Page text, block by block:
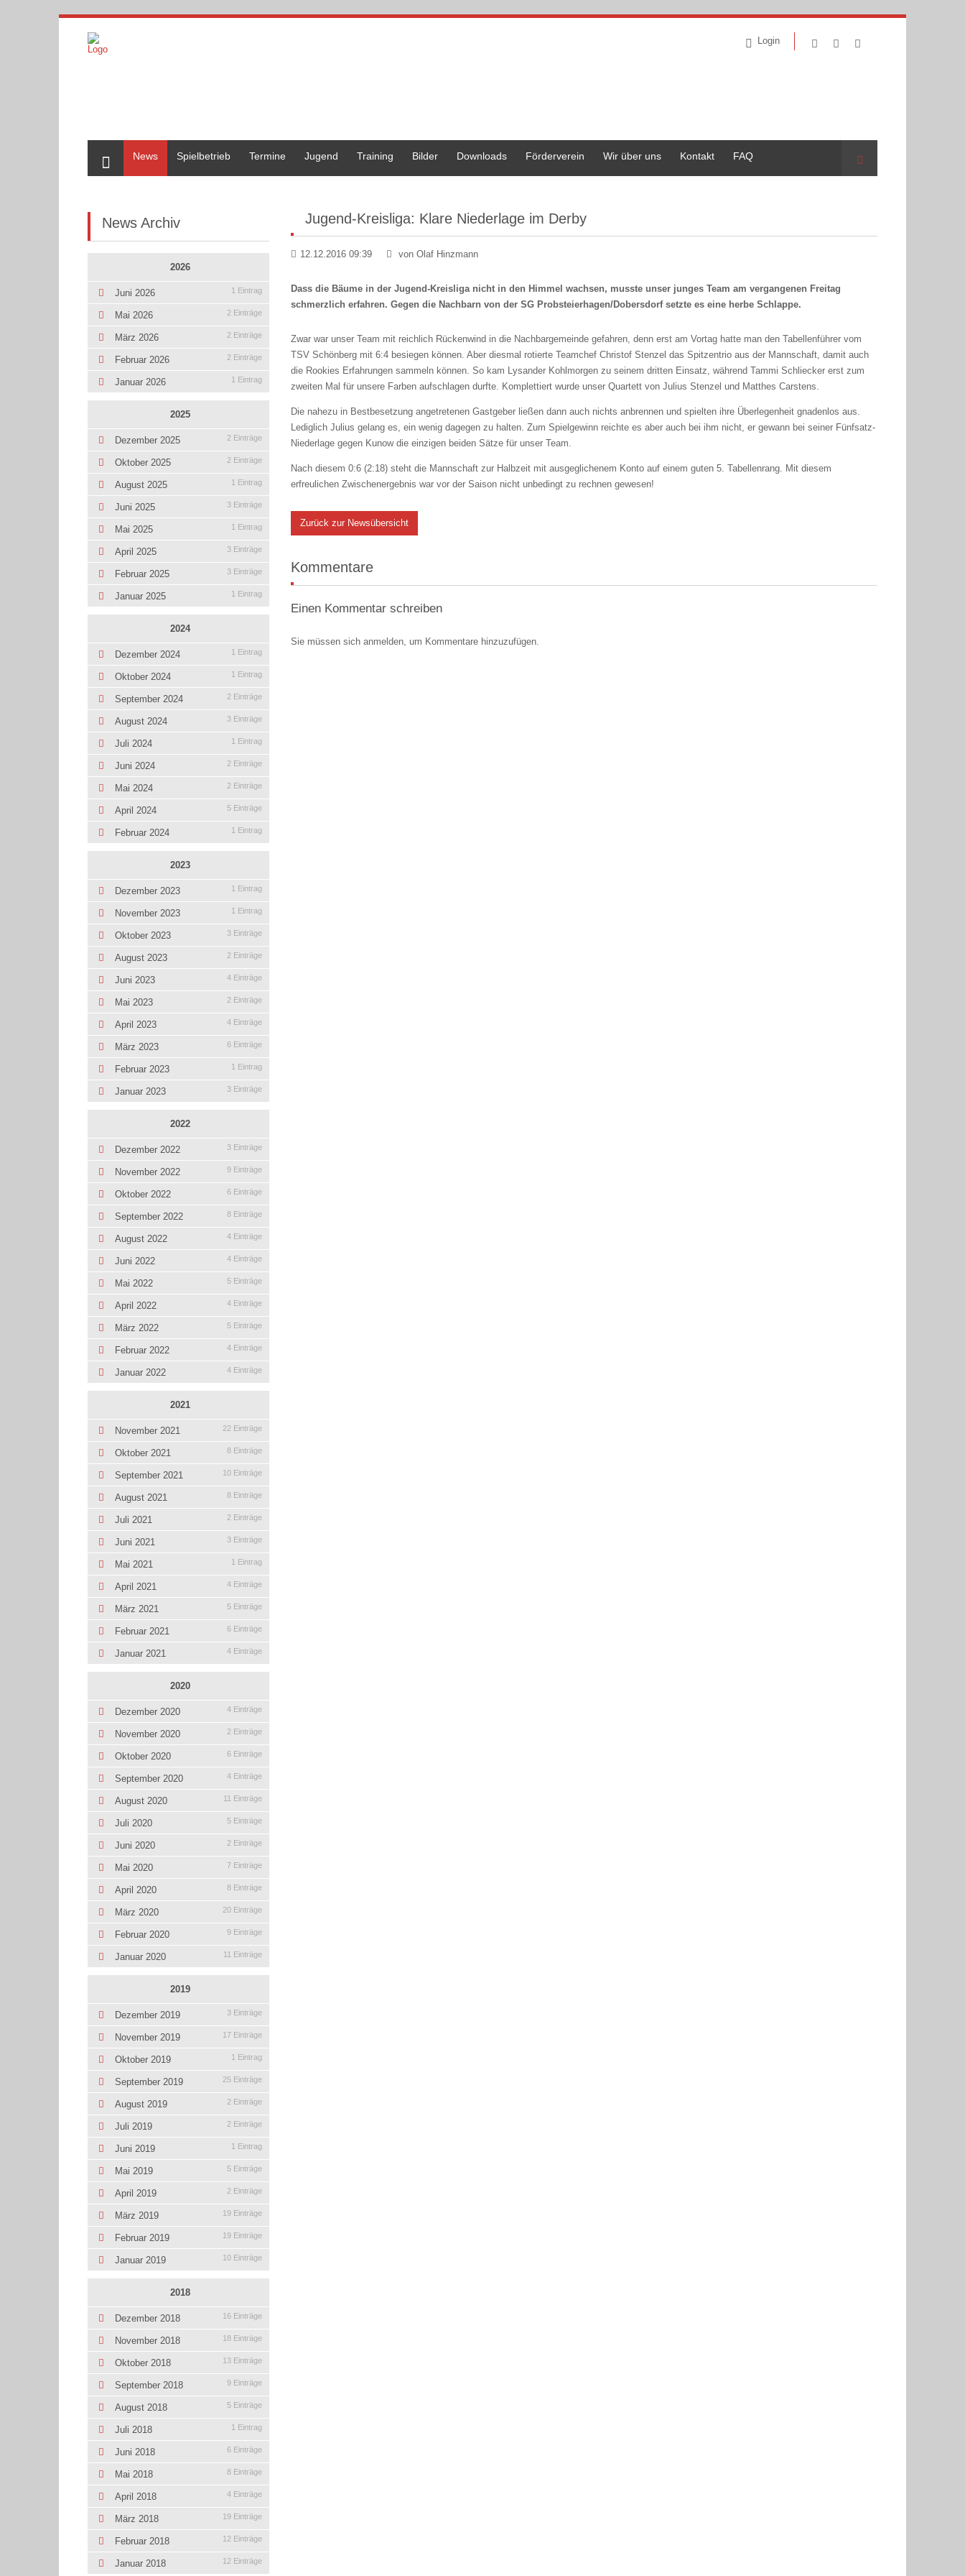
Login
News
Spielbetrieb Termine Jugend Training Bilder Downloads Förderverein Wir über uns Kontakt FAQ Suche
Jugend-Kreisliga: Klare Niederlage im Derby
12.12.2016 09:39 von Olaf Hinzmann
Dass die Bäume in der Jugend-Kreisliga nicht in den Himmel wachsen, musste unser junges Team am vergangenen Freitag
schmerzlich erfahren. Gegen die Nachbarn von der SG Probsteierhagen/Dobersdorf setzte es eine herbe Schlappe.
Zwar war unser Team mit reichlich Rückenwind in die Nachbargemeinde gefahren, denn erst am Vortag hatte man den Tabellenführer vom
TSV Schönberg mit 6:4 besiegen können. Aber diesmal rotierte Teamchef Christof Stenzel das Spitzentrio aus der Mannschaft, damit auch
die Rookies Erfahrungen sammeln können. So kam Lysander Kohlmorgen zu seinem dritten Einsatz, während Tammi Schliecker erst zum
zweiten Mal für unsere Farben aufschlagen durfte. Komplettiert wurde unser Quartett von Julius Stenzel und Matthes Carstens.
Die nahezu in Bestbesetzung angetretenen Gastgeber ließen dann auch nichts anbrennen und spielten ihre Überlegenheit gnadenlos aus.
Lediglich Julius gelang es, ein wenig dagegen zu halten. Zum Spielgewinn reichte es aber auch bei ihm nicht, er gewann bei seiner Fünfsatz-
Niederlage gegen Kunow die einzigen beiden Sätze für unser Team.
Nach diesem 0:6 (2:18) steht die Mannschaft zur Halbzeit mit ausgeglichenem Konto auf einem guten 5. Tabellenrang. Mit diesem
erfreulichen Zwischenergebnis war vor der Saison nicht unbedingt zu rechnen gewesen!
Zurück zur Newsübersicht
Kommentare
Einen Kommentar schreiben
Sie müssen sich anmelden, um Kommentare hinzuzufügen.
News Archiv
2026
Juni 2026 1 Eintrag
Mai 2026 2 Einträge
März 2026 2 Einträge
Februar 2026 2 Einträge
Januar 2026 1 Eintrag
2025
Dezember 2025 2 Einträge
Oktober 2025 2 Einträge
August 2025 1 Eintrag
Juni 2025 3 Einträge
Mai 2025 1 Eintrag
April 2025 3 Einträge
Februar 2025 3 Einträge
Januar 2025 1 Eintrag
2024
Dezember 2024 1 Eintrag
Oktober 2024 1 Eintrag
September 2024 2 Einträge
August 2024 3 Einträge
Juli 2024 1 Eintrag
Juni 2024 2 Einträge
Mai 2024 2 Einträge
April 2024 5 Einträge
Februar 2024 1 Eintrag
2023
Dezember 2023 1 Eintrag
November 2023 1 Eintrag
Oktober 2023 3 Einträge
August 2023 2 Einträge
Juni 2023 4 Einträge
Mai 2023 2 Einträge
April 2023 4 Einträge
März 2023 6 Einträge
Februar 2023 1 Eintrag
Januar 2023 3 Einträge
2022
Dezember 2022 3 Einträge
November 2022 9 Einträge
Oktober 2022 6 Einträge
September 2022 8 Einträge
August 2022 4 Einträge
Juni 2022 4 Einträge
Mai 2022 5 Einträge
April 2022 4 Einträge
März 2022 5 Einträge
Februar 2022 4 Einträge
Januar 2022 4 Einträge
2021
November 2021 22 Einträge
Oktober 2021 8 Einträge
September 2021 10 Einträge
August 2021 8 Einträge
Juli 2021 2 Einträge
Juni 2021 3 Einträge
Mai 2021 1 Eintrag
April 2021 4 Einträge
März 2021 5 Einträge
Februar 2021 6 Einträge
Januar 2021 4 Einträge
2020
Dezember 2020 4 Einträge
November 2020 2 Einträge
Oktober 2020 6 Einträge
September 2020 4 Einträge
August 2020 11 Einträge
Juli 2020 5 Einträge
Juni 2020 2 Einträge
Mai 2020 7 Einträge
April 2020 8 Einträge
März 2020 20 Einträge
Februar 2020 9 Einträge
Januar 2020 11 Einträge
2019
Dezember 2019 3 Einträge
November 2019 17 Einträge
Oktober 2019 1 Eintrag
September 2019 25 Einträge
August 2019 2 Einträge
Juli 2019 2 Einträge
Juni 2019 1 Eintrag
Mai 2019 5 Einträge
April 2019 2 Einträge
März 2019 19 Einträge
Februar 2019 19 Einträge
Januar 2019 10 Einträge
2018
Dezember 2018 16 Einträge
November 2018 18 Einträge
Oktober 2018 13 Einträge
September 2018 9 Einträge
August 2018 5 Einträge
Juli 2018 1 Eintrag
Juni 2018 6 Einträge
Mai 2018 8 Einträge
April 2018 4 Einträge
März 2018 19 Einträge
Februar 2018 12 Einträge
Januar 2018 12 Einträge